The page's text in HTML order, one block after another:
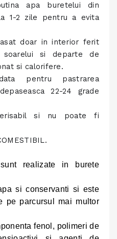
apa buretelui din
1-2 zile pentru a evita
doar in interior ferit
si departe de
si calorifere.
pentru pastrarea
22-24 grade
si nu poate fi
realizate in burete
si conservanti si este
pe parcursul mai multor
fenol, polimeri de